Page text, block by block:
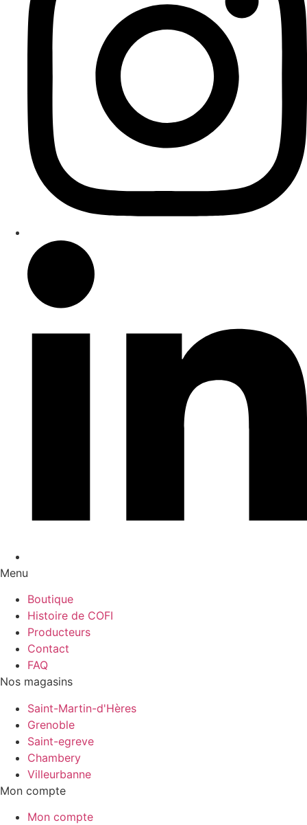
Menu
Boutique
Histoire de COFI
Producteurs
Contact
FAQ
Nos magasins
Saint-Martin-d'Hères
Grenoble
Saint-egreve
Chambery
Villeurbanne
Mon compte
Mon compte